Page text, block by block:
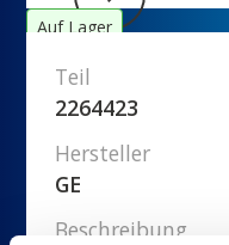
Auf Lager
Teil
2264423
Hersteller
GE
Beschreibung